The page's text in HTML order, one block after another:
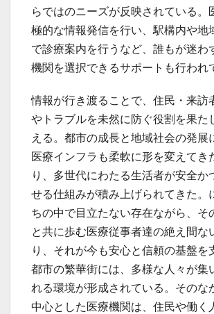
らではのニーズが反映されている。
極的な情報発信を行い、駅構内や地
で診療案内を行うなど、誰もが迷わ
機関を選択できるサポートも行われ
情報が行き渡ることで、住民・来訪
やトラブルを未然に防ぐ役割を果た
える。都市の成長と地域社会の発展
医療インフラも柔軟に形を変えてき
り、多世代にわたる生活者が安全か
せる仕組みが積み上げられてきた。
ちの中で目立たない存在ながら、そ
と共に歩む医療従事者達の絶え間な
り、それが今も安心と信頼の基盤を
都市の繁華街には、多様な人々が集
れる環境が形成されている。そのな
中心とした医療機関は、住民や働く